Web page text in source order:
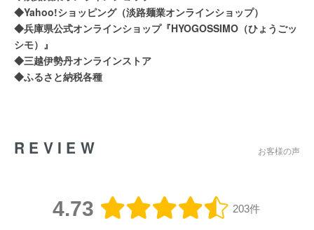
◆Yahoo!ショッピング（淡路麺業オンラインショップ）
◆兵庫県公式オンラインショップ『HYOGOSSIMO（ひょうごッ
シモ）』
◆三越伊勢丹オンラインストア
◆ふるさと納税各種
REVIEW お客様の声
4.73 203件